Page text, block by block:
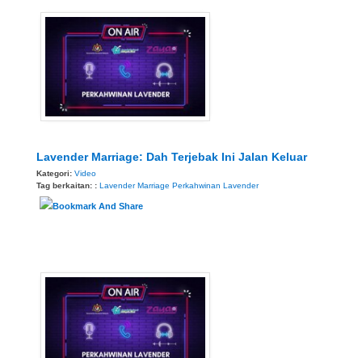
Lavender Marriage: Dah Terjebak Ini Jalan Keluar
Kategori: Video
Tag berkaitan: : Lavender Marriage Perkahwinan Lavender